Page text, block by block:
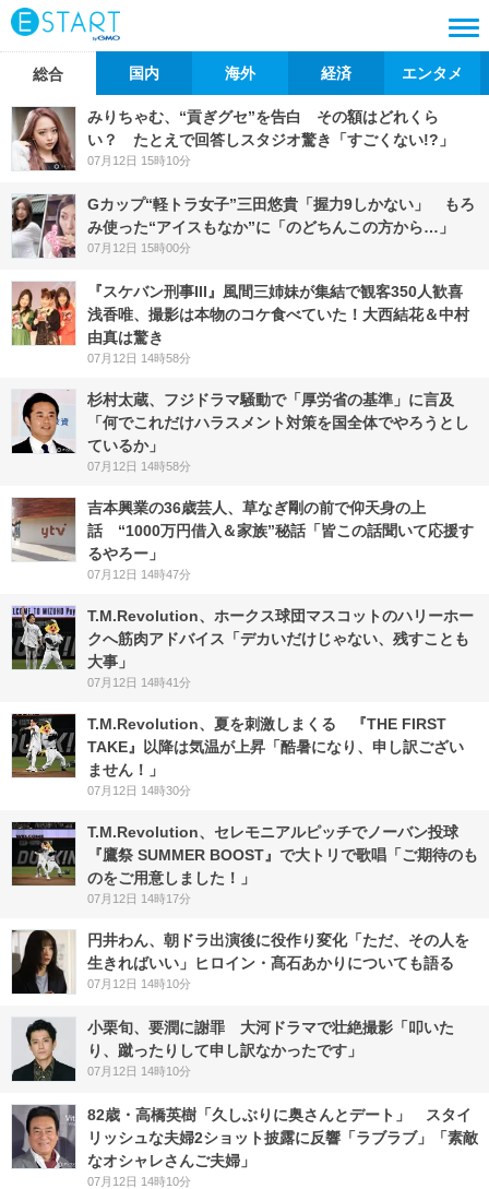
総合 国内 海外 経済 エンタメ
みりちゃむ、“貢ぎグセ”を告白 その額はどれくら
い？ たとえで回答しスタジオ驚き「すごくない!?」
07月12日 15時10分
Gカップ“軽トラ女子”三田悠貴「握力9しかない」 もろ
み使った“アイスもなか”に「のどちんこの方から…」
07月12日 15時00分
『スケバン刑事III』風間三姉妹が集結で観客350人歓喜
浅香唯、撮影は本物のコケ食べていた！大西結花＆中村
由真は驚き
07月12日 14時58分
杉村太蔵、フジドラマ騒動で「厚労省の基準」に言及
「何でこれだけハラスメント対策を国全体でやろうとし
ているか」
07月12日 14時58分
吉本興業の36歳芸人、草なぎ剛の前で仰天身の上
話 “1000万円借入＆家族”秘話「皆この話聞いて応援す
るやろー」
07月12日 14時47分
T.M.Revolution、ホークス球団マスコットのハリーホー
クへ筋肉アドバイス「デカいだけじゃない、残すことも
大事」
07月12日 14時41分
T.M.Revolution、夏を刺激しまくる 『THE FIRST
TAKE』以降は気温が上昇「酷暑になり、申し訳ござい
ません！」
07月12日 14時30分
T.M.Revolution、セレモニアルピッチでノーバン投球
『鷹祭 SUMMER BOOST』で大トリで歌唱「ご期待のも
のをご用意しました！」
07月12日 14時17分
円井わん、朝ドラ出演後に役作り変化「ただ、その人を
生きればいい」ヒロイン・髙石あかりについても語る
07月12日 14時10分
小栗旬、要潤に謝罪 大河ドラマで壮絶撮影「叩いた
り、蹴ったりして申し訳なかったです」
07月12日 14時10分
82歳・高橋英樹「久しぶりに奥さんとデート」 スタイ
リッシュな夫婦2ショット披露に反響「ラブラブ」「素敵
なオシャレさんご夫婦」
07月12日 14時10分